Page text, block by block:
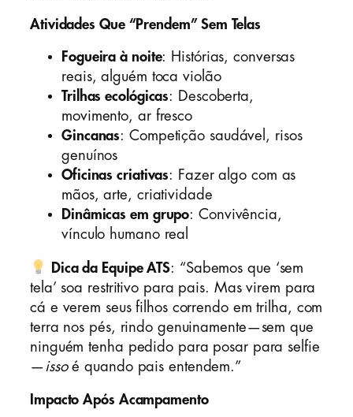
Atividades Que “Prendem” Sem Telas
Fogueira à noite: Histórias, conversas
reais, alguém toca violão
Trilhas ecológicas: Descoberta,
movimento, ar fresco
Gincanas: Competição saudável, risos
genuínos
Oficinas criativas: Fazer algo com as
mãos, arte, criatividade
Dinâmicas em grupo: Convivência,
vínculo humano real
Dica da Equipe ATS: “Sabemos que ‘sem
tela’ soa restritivo para pais. Mas virem para
cá e verem seus filhos correndo em trilha, com
terra nos pés, rindo genuinamente—sem que
ninguém tenha pedido para posar para selfie
— issoé quando pais entendem.”
Impacto Após Acampamento